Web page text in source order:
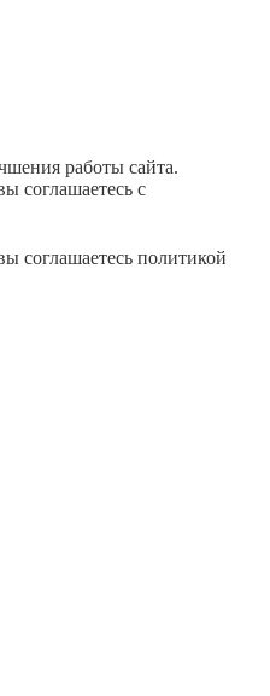
работы сайта.
соглашаетесь с
соглашаетесь политикой